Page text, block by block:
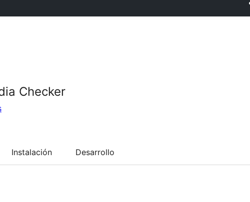
Checker
Instalación Desarrollo